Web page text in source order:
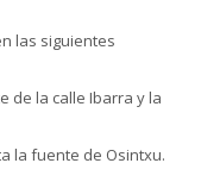
las siguientes
de la calle Ibarra y la
la fuente de Osintxu.